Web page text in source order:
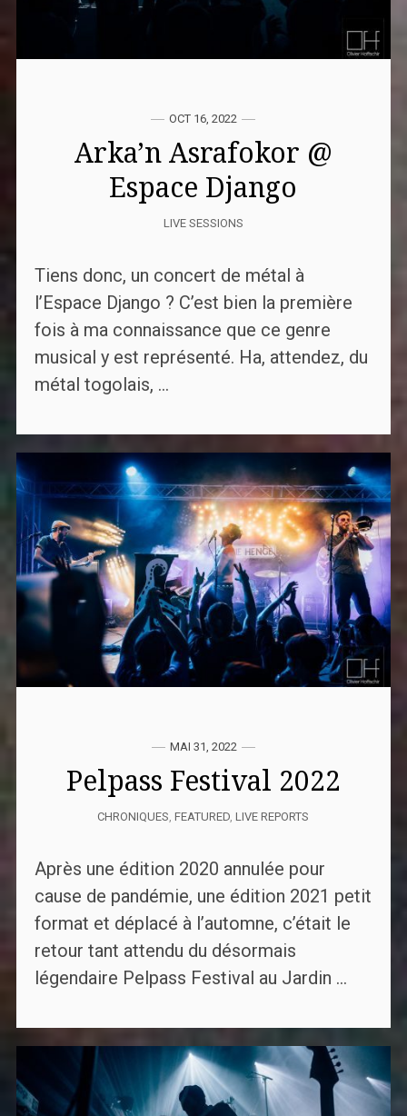
OCT 16, 2022
Arka’n Asrafokor @
Espace Django
LIVE SESSIONS
Tiens donc, un concert de métal à
l’Espace Django ? C’est bien la première
fois à ma connaissance que ce genre
musical y est représenté. Ha, attendez, du
métal togolais, ...
MAI 31, 2022
Pelpass Festival 2022
CHRONIQUES,FEATURED,LIVE REPORTS
Après une édition 2020 annulée pour
cause de pandémie, une édition 2021 petit
format et déplacé à l’automne, c’était le
retour tant attendu du désormais
légendaire Pelpass Festival au Jardin ...